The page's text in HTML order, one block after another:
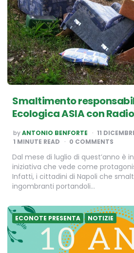
Smaltimento
Ecologica ASIA con
POSTED
BY
byANTONIO BENFORTE
11
1 MINUTE READ 0 COMMENTS
Dal mese di luglio di quest’anno è
iniziativa che vede come
Infatti, i cittadini di Napoli che
ingombranti portandoli…
ECONOTE PRESENTA NOTIZIE